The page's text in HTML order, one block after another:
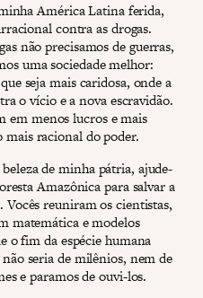
América Latina ferida,
contra as drogas.
não precisamos de guerras,
uma sociedade melhor:
seja mais caridosa, onde a
o vício e a nova escravidão.
em menos lucros e mais
racional do poder.
de minha pátria, ajude-
Amazônica para salvar a
reuniram os cientistas,
matemática e modelos
o fim da espécie humana
seria de milênios, nem de
e paramos de ouvi-los.